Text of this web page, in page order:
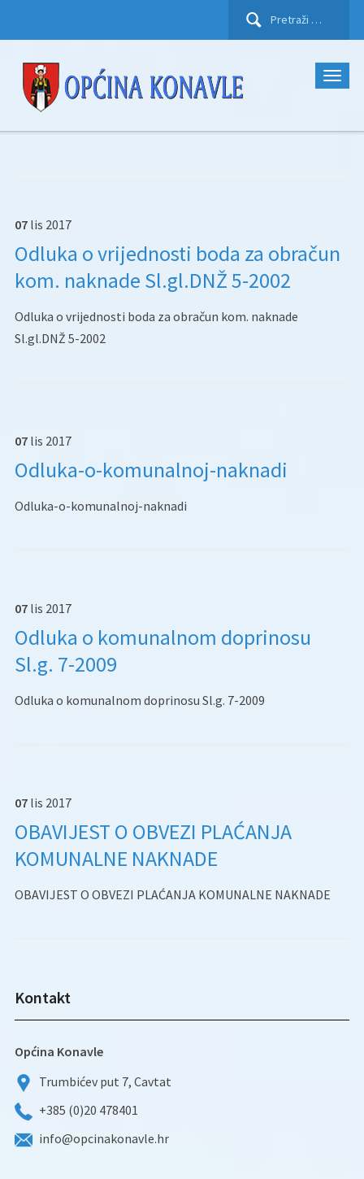
Pretraži:
07 lis 2017
Odluka o vrijednosti boda za obračun
kom. naknade Sl.gl.DNŽ 5-2002
Odluka o vrijednosti boda za obračun kom. naknade
Sl.gl.DNŽ 5-2002
07 lis 2017
Odluka-o-komunalnoj-naknadi
Odluka-o-komunalnoj-naknadi
07 lis 2017
Odluka o komunalnom doprinosu
Sl.g. 7-2009
Odluka o komunalnom doprinosu Sl.g. 7-2009
07 lis 2017
OBAVIJEST O OBVEZI PLAĆANJA
KOMUNALNE NAKNADE
OBAVIJEST O OBVEZI PLAĆANJA KOMUNALNE NAKNADE
Kontakt
Općina Konavle
Trumbićev put 7, Cavtat
+385 (0)20 478401
info@opcinakonavle.hr